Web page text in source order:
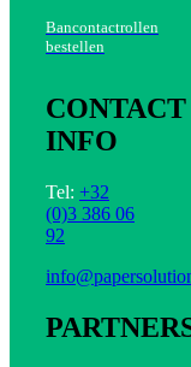
Bancontactrollen
bestellen
CONTACT
INFO
Tel: +32
(0)3 386 06
92